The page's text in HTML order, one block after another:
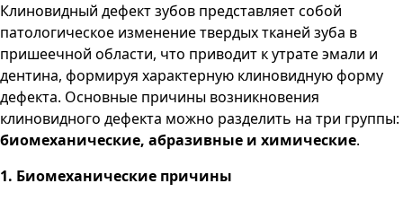
Клиновидный дефект зубов представляет собой
патологическое изменение твердых тканей зуба в
пришеечной области, что приводит к утрате эмали и
дентина, формируя характерную клиновидную форму
дефекта. Основные причины возникновения
клиновидного дефекта можно разделить на три группы:
биомеханические, абразивные и химические.
1. Биомеханические причины